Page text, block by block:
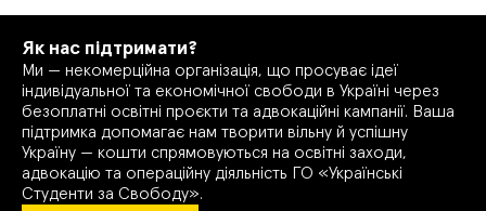
Як нас підтримати?
Ми — некомерційна організація, що просуває ідеї
індивідуальної та економічної свободи в Україні через
безоплатні освітні проєкти та адвокаційні кампанії. Ваша
підтримка допомагає нам творити вільну й успішну
Україну — кошти спрямовуються на освітні заходи,
адвокацію та операційну діяльність ГО «Українські
Студенти за Свободу».